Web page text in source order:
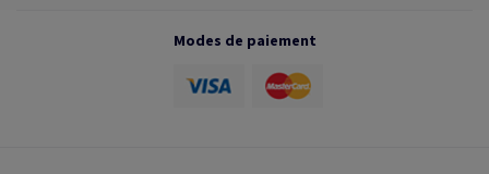
Modes de paiement